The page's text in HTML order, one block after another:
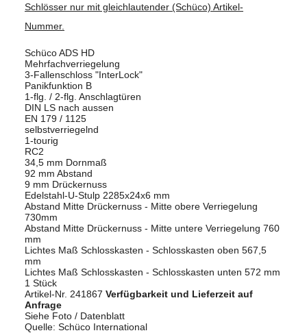
Schlösser nur mit gleichlautender (Schüco) Artikel-
Nummer.
Schüco ADS HD
Mehrfachverriegelung
3-Fallenschloss "InterLock"
Panikfunktion B
1-flg. / 2-flg. Anschlagtüren
DIN LS nach aussen
EN 179 / 1125
selbstverriegelnd
1-tourig
RC2
34,5 mm Dornmaß
92 mm Abstand
9 mm Drückernuss
Edelstahl-U-Stulp 2285x24x6 mm
Abstand Mitte Drückernuss - Mitte obere Verriegelung
730mm
Abstand Mitte Drückernuss - Mitte untere Verriegelung 760
mm
Lichtes Maß Schlosskasten - Schlosskasten oben 567,5
mm
Lichtes Maß Schlosskasten - Schlosskasten unten 572 mm
1 Stück
Artikel-Nr. 241867 Verfügbarkeit und Lieferzeit auf
Anfrage
Siehe Foto / Datenblatt
Quelle: Schüco International